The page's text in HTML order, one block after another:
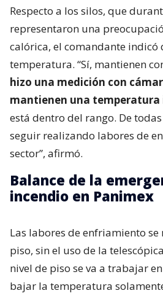
Respecto a los silos, que
representaron una
calórica, el comandante indicó
temperatura. “Sí, mantienen
hizo una medición con
mantienen una
está dentro del rango. De
seguir realizando labores de
sector”, afirmó.
Balance de la
incendio en Panimex
Las labores de enfriamiento
piso, sin el uso de la
nivel de piso se va a trabajar
bajar la temperatura